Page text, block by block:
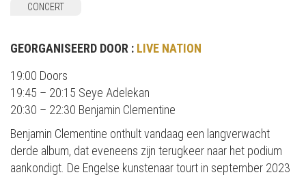
CONCERT
GEORGANISEERD DOOR : LIVE NATION
19:00 Doors
19:45 – 20:15 Seye Adelekan
20:30 – 22:30 Benjamin Clementine
Benjamin Clementine onthult vandaag een langverwacht
derde album, dat eveneens zijn terugkeer naar het podium
aankondigt. De Engelse kunstenaar tourt in september 2023